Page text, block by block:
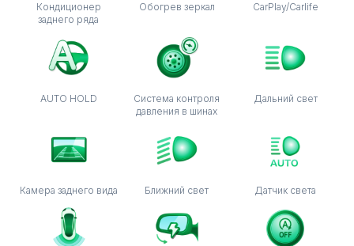
Кондиционер
заднего ряда
Обогрев зеркал CarPlay/Carlife
AUTO HOLD
Система контроля
давления в шинах
Дальний свет
Камера заднего вида Ближний свет Датчик света